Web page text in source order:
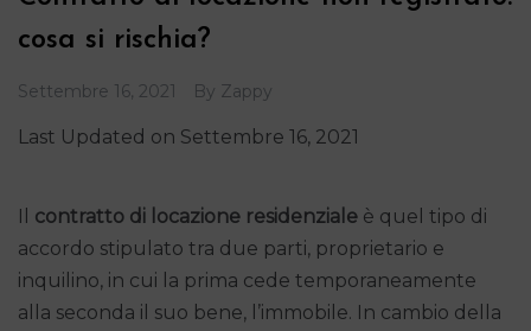
cosa si rischia?
Settembre 16, 2021 By Zappy
Last Updated on Settembre 16, 2021
Il contratto di locazione residenziale è quel tipo di
accordo stipulato tra due parti, proprietario e
inquilino, in cui la prima cede temporaneamente
alla seconda il suo bene, l’immobile. In cambio della